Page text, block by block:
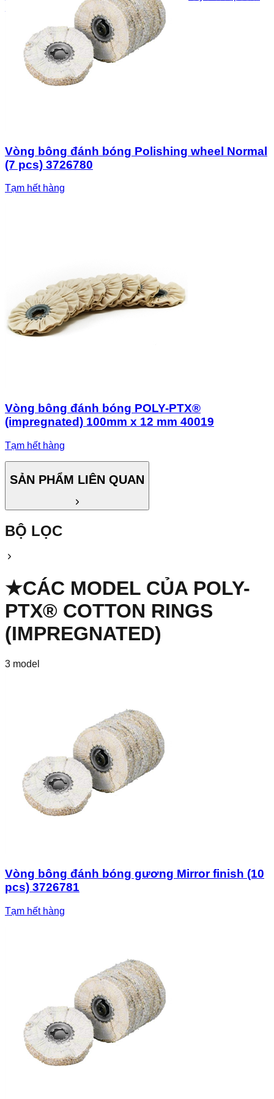
Vòng bông đánh bóng Polishing wheel Normal
(7 pcs) 3726780
Tạm hết hàng
Vòng bông đánh bóng POLY-PTX®
(impregnated) 100mm x 12 mm 40019
Tạm hết hàng
SẢN PHẨM LIÊN QUAN
BỘ LỌC
★CÁC MODEL CỦA POLY-
PTX® COTTON RINGS
(IMPREGNATED)
3 model
Vòng bông đánh bóng gương Mirror finish (10
pcs) 3726781
Tạm hết hàng